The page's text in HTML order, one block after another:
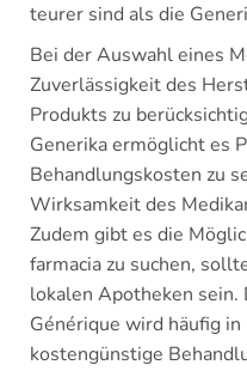
teurer sind als die
Bei der Auswahl eines
Zuverlässigkeit des
Produkts zu
Generika ermöglicht es
Behandlungskosten zu
Wirksamkeit des
Zudem gibt es die
farmacia zu suchen,
lokalen Apotheken
Générique wird häufig in
kostengünstige